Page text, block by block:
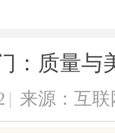
：质量与
| 来源：互联